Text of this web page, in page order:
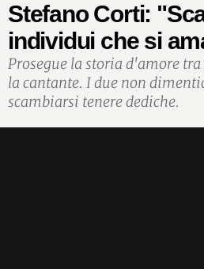
Stefano Corti:
individui che si
Prosegue la storia d'amore
la cantante. I due non
scambiarsi tenere dediche.